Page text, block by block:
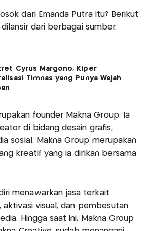
dari Ernanda Putra itu? Berikut
dari berbagai sumber.
Cyrus Margono, Kiper
Timnas yang Punya Wajah
founder Makna Group. Ia
di bidang desain grafis,
sosial. Makna Group merupakan
kreatif yang ia dirikan bersama
menawarkan jasa terkait
aktivasi visual, dan pembesutan
Hingga saat ini, Makna Group